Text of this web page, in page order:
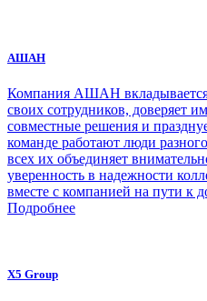
АШАН
Компания АШАН вкладывается
своих сотрудников, доверяет
совместные решения и
команде работают люди
всех их объединяет
уверенность в надежности
вместе с компанией на пути к
Подробнее
X5 Group